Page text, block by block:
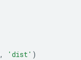
, 'dist' )